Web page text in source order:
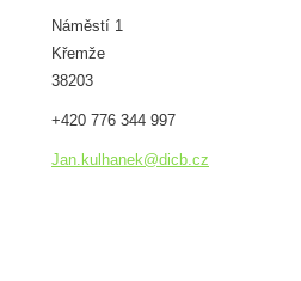
Náměstí 1
Křemže
38203
+420 776 344 997
Jan.kulhanek@dic b.cz